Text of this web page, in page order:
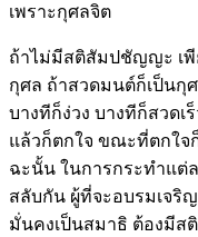
เพราะกุศลจิต
ถ้าไม่มีสติสัมปชัญญะ เพี
กุศล ถ้าสวดมนต์ก็เป็นกุ
บางทีก็ง่วง บางทีก็สวดเ
แล้วก็ตกใจ ขณะที่ตกใจก็
ฉะนั้น ในการกระทำแต่
สลับกัน ผู้ที่จะอบรมเจริ
มั่นคงเป็นสมาธิ ต้องมี